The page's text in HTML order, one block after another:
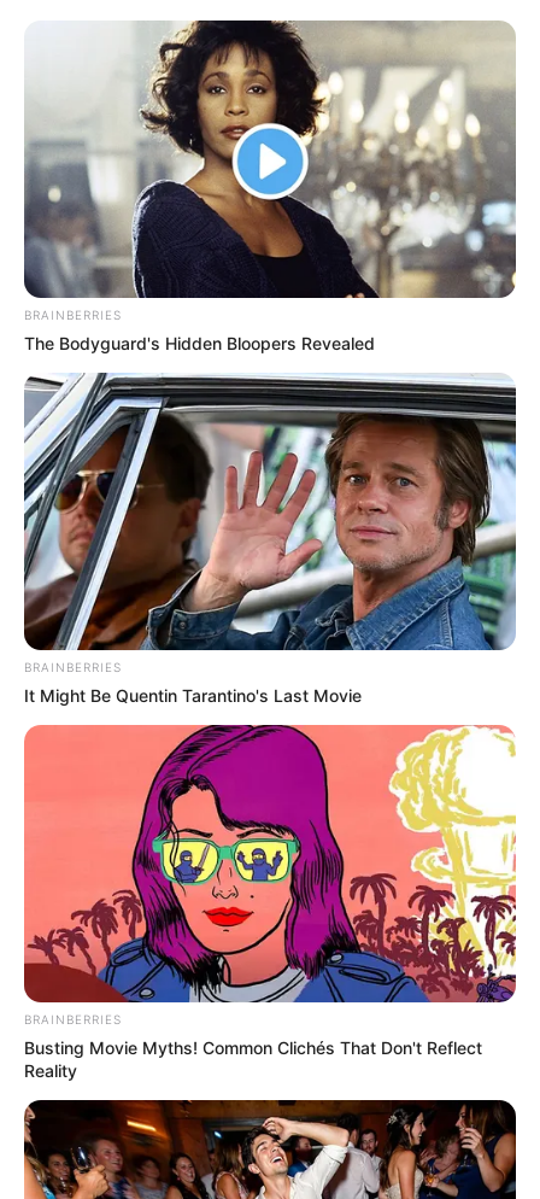
𝐃𝐫á𝐦𝐚𝐢 𝐟𝐨𝐫𝐝𝐮𝐥𝐚𝐭 𝐚 𝐧𝐲𝐚𝐫𝐚𝐥á𝐬 𝐮𝐭á𝐧
Rubint Réka montenegrói családi vakációja után
nem pihenés következett, hanem kórház: a
nyaralásról egyenesen az onkológiára került, mert
előrehozták a műtétjét. A beavatkozást eredetileg
egy héttel későbbre tervezték, ezért a váratlan
fordulat őt is megviselte.
𝐀 𝐤ü𝐳𝐝𝐞𝐥𝐞𝐦 𝐦é𝐠 𝐧𝐞𝐦 é𝐫𝐭 𝐯é𝐠𝐞𝐭
BRAINBERRIES
The Bodyguard's Hidden Bloopers Revealed
BRAINBERRIES
It Might Be Quentin Tarantino's Last Movie
BRAINBERRIES
Busting Movie Myths! Common Clichés That Don't Reflect
Reality